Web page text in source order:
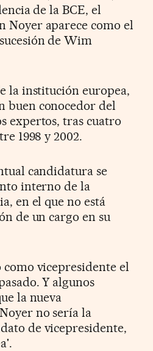
de la BCE, el
Noyer aparece como el
de Wim
la institución europea,
buen conocedor del
expertos, tras cuatro
1998 y 2002.
candidatura se
interno de la
en el que no está
de un cargo en su
vicepresidente el
Y algunos
la nueva
no sería la
de vicepresidente,